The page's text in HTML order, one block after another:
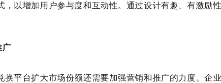
，以增加用户参与度和互动性。通过设计有趣、有激励
广
换平台扩大市场份额还需要加强营销和推广的力度。企